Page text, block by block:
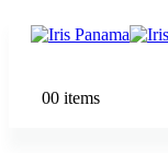
00 items